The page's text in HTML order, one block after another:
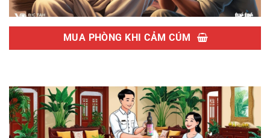
MUA PHÒNG KHI CẢM CÚM